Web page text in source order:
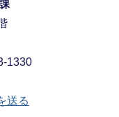
1330
送る